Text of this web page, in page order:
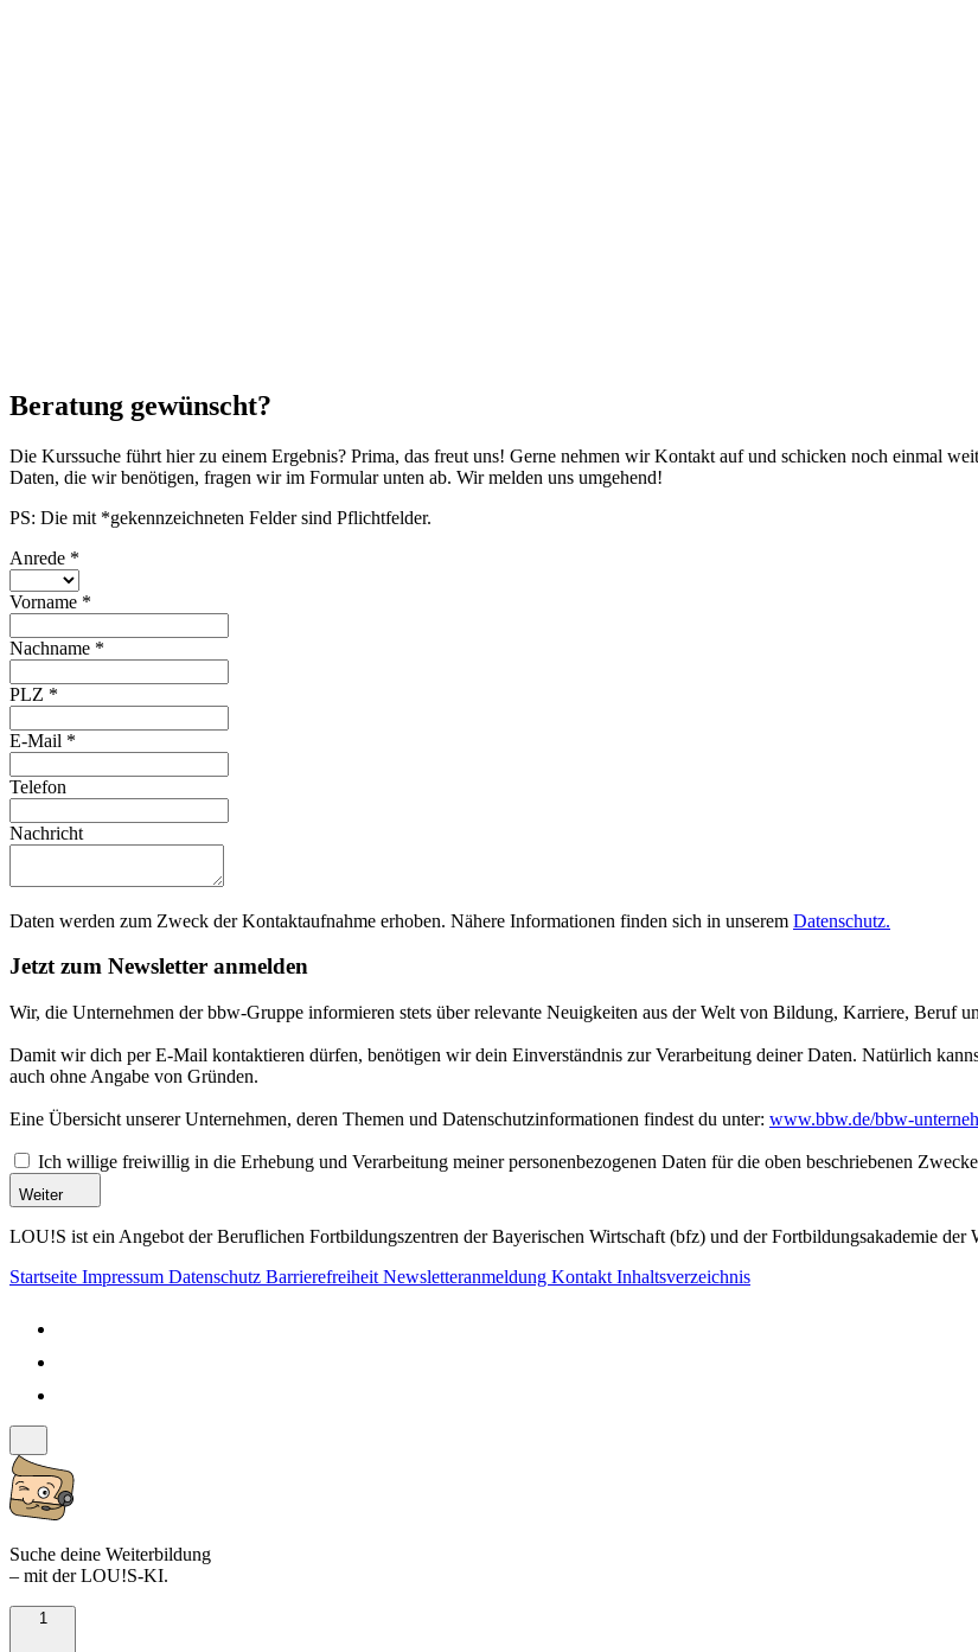
Beratung gewünscht?
Die Kurssuche führt hier zu einem Ergebnis? Prima, das freut uns! Gerne nehmen wir Kontakt auf und schicken noch einmal
Daten, die wir benötigen, fragen wir im Formular unten ab. Wir melden uns umgehend!
PS: Die mit *gekennzeichneten Felder sind Pflichtfelder.
Anrede *
Vorname *
Nachname *
PLZ *
E-Mail *
Telefon
Nachricht
Daten werden zum Zweck der Kontaktaufnahme erhoben. Nähere Informationen finden sich in unserem Datenschutz.
Jetzt zum Newsletter anmelden
Wir, die Unternehmen der bbw-Gruppe informieren stets über relevante Neuigkeiten aus der Welt von Bildung, Karriere, Beruf
Damit wir dich per E-Mail kontaktieren dürfen, benötigen wir dein Einverständnis zur Verarbeitung deiner Daten. Natürlich
auch ohne Angabe von Gründen.
Eine Übersicht unserer Unternehmen, deren Themen und Datenschutzinformationen findest du unter: www.bbw.de/bbw-
Ich willige freiwillig in die Erhebung und Verarbeitung meiner personenbezogenen Daten für die oben beschriebenen
Weiter
LOU!S ist ein Angebot der Beruflichen Fortbildungszentren der Bayerischen Wirtschaft (bfz) und der Fortbildungsakademie der
Startseite Impressum Datenschutz Barrierefreiheit Newsletteranmeldung Kontakt Inhaltsverzeichnis
Suche deine Weiterbildung
– mit der LOU!S-KI.
1